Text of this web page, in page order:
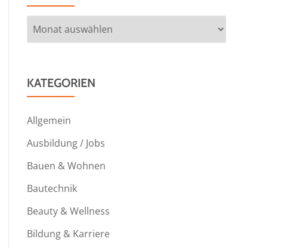
Archiv
KATEGORIEN
Allgemein
Ausbildung / Jobs
Bauen & Wohnen
Bautechnik
Beauty & Wellness
Bildung & Karriere